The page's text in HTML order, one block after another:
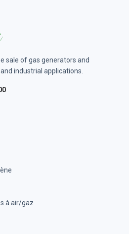
sale of gas generators and
industrial applications.
à air/gaz